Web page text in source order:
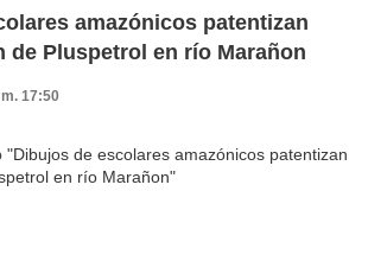
amazónicos patentizan
de Pluspetrol en río Marañon
17:50